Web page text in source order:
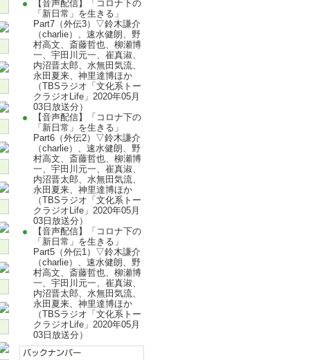
【音声配信】「コロナ下の
「新日常」を生きる」
Part7（外伝3）▽鈴木謙介
（charlie）、速水健朗、野
村高文、斎藤哲也、柳瀬博
一、宇田川元一、崔真淑、
内沼晋太郎、水無田気流、
永田夏来、神里達博ほか
（TBSラジオ「文化系トー
クラジオLife」2020年05月
03日放送分）
【音声配信】「コロナ下の
「新日常」を生きる」
Part6（外伝2）▽鈴木謙介
（charlie）、速水健朗、野
村高文、斎藤哲也、柳瀬博
一、宇田川元一、崔真淑、
内沼晋太郎、水無田気流、
永田夏来、神里達博ほか
（TBSラジオ「文化系トー
クラジオLife」2020年05月
03日放送分）
【音声配信】「コロナ下の
「新日常」を生きる」
Part5（外伝1）▽鈴木謙介
（charlie）、速水健朗、野
村高文、斎藤哲也、柳瀬博
一、宇田川元一、崔真淑、
内沼晋太郎、水無田気流、
永田夏来、神里達博ほか
（TBSラジオ「文化系トー
クラジオLife」2020年05月
03日放送分）